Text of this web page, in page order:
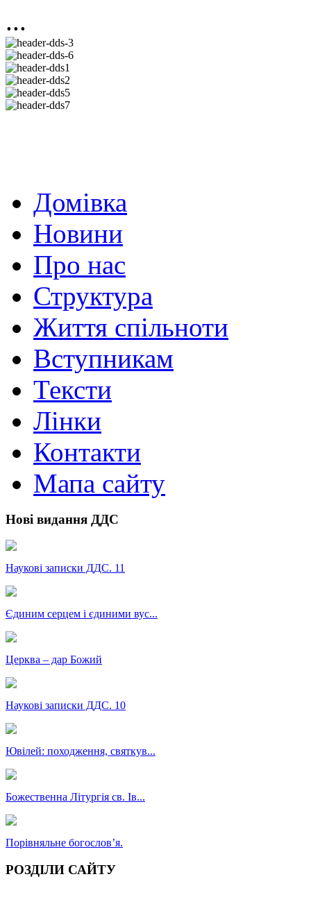
...
Домівка
Новини
Про нас
Структура
Життя спільноти
Вступникам
Тексти
Лінки
Контакти
Мапа сайту
Нові видання ДДС
Наукові записки ДДС. 11
Єдиним серцем і єдиними вус...
Церква – дар Божий
Наукові записки ДДС. 10
Ювілей: походження, святкув...
Божественна Літургія св. Ів...
Порівняльне богословʼя.
РОЗДІЛИ САЙТУ